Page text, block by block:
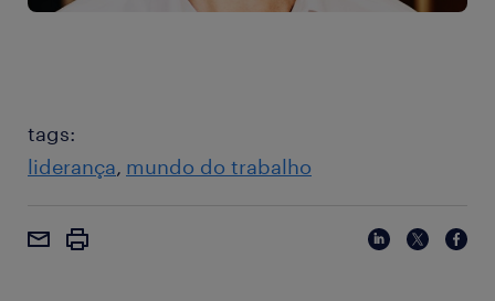
tags:
liderança mundo do trabalho